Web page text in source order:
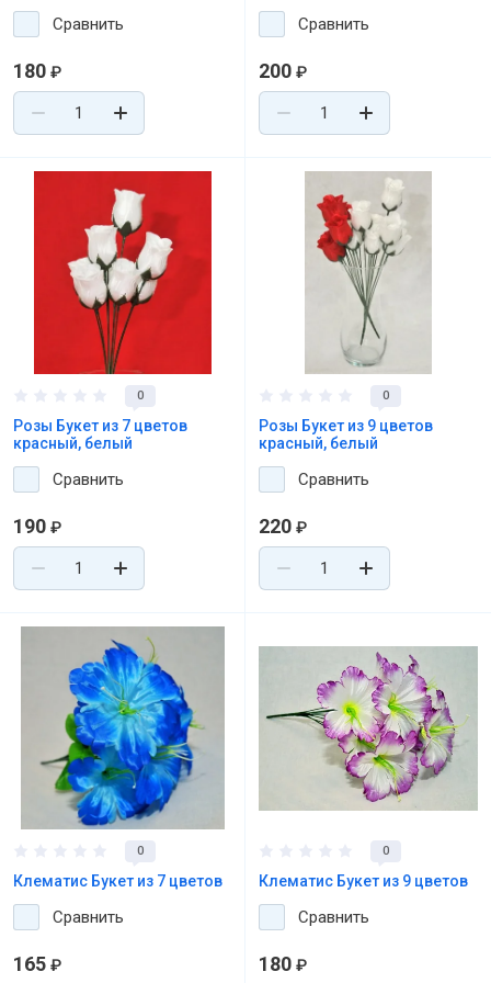
Сравнить
180 ₽
Сравнить
200 ₽
0
Розы Букет из 7 цветов
красный, белый
Сравнить
190 ₽
0
Розы Букет из 9 цветов
красный, белый
Сравнить
220 ₽
0
Клематис Букет из 7 цветов
Сравнить
165 ₽
0
Клематис Букет из 9 цветов
Сравнить
180 ₽